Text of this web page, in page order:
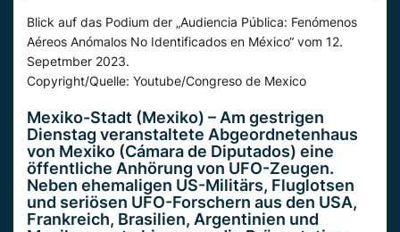
Blick auf das Podium der „Audiencia Pública: Fenómenos
Aéreos Anómalos No Identificados en México“ vom 12.
Sepetmber 2023.
Copyright/Quelle: Youtube/Congreso de Mexico
Mexiko-Stadt (Mexiko) – Am gestrigen
Dienstag veranstaltete Abgeordnetenhaus
von Mexiko (Cámarade Diputados) eine
öffentliche Anhörung von UFO-Zeugen.
Neben ehemaligen US-Militärs, Fluglotsen
und seriösen UFO-Forschern aus den USA,
Frankreich, Brasilien, Argentinien und